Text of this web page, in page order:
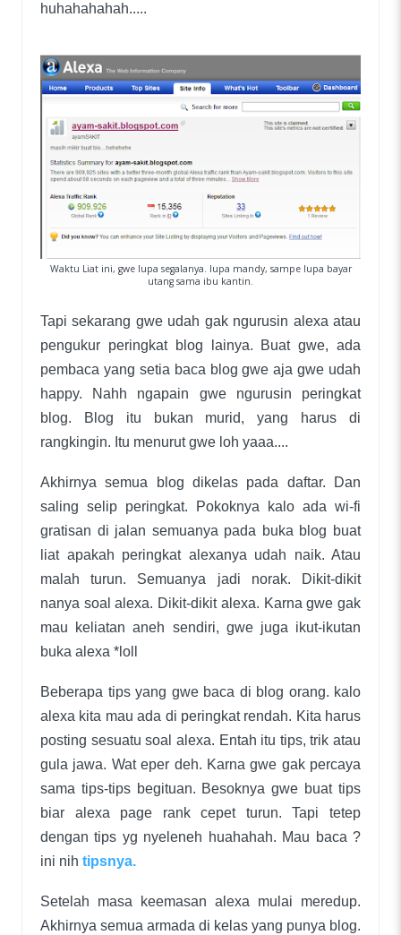
huhahahahah.....
Waktu Liat ini, gwe lupa segalanya. lupa mandy, sampe lupa bayar
utang sama ibu kantin.
Tapi sekarang gwe udah gak ngurusin alexa atau
pengukur peringkat blog lainya. Buat gwe, ada
pembaca yang setia baca blog gwe aja gwe udah
happy. Nahh ngapain gwe ngurusin peringkat
blog. Blog itu bukan murid, yang harus di
rangkingin. Itu menurut gwe loh yaaa....
Akhirnya semua blog dikelas pada daftar. Dan
saling selip peringkat. Pokoknya kalo ada wi-fi
gratisan di jalan semuanya pada buka blog buat
liat apakah peringkat alexanya udah naik. Atau
malah turun. Semuanya jadi norak. Dikit-dikit
nanya soal alexa. Dikit-dikit alexa. Karna gwe gak
mau keliatan aneh sendiri, gwe juga ikut-ikutan
buka alexa *loll
Beberapa tips yang gwe baca di blog orang. kalo
alexa kita mau ada di peringkat rendah. Kita harus
posting sesuatu soal alexa. Entah itu tips, trik atau
gula jawa. Wat eper deh. Karna gwe gak percaya
sama tips-tips begituan. Besoknya gwe buat tips
biar alexa page rank cepet turun. Tapi tetep
dengan tips yg nyeleneh huahahah. Mau baca ?
ini nih tipsnya.
Setelah masa keemasan alexa mulai meredup.
Akhirnya semua armada di kelas yang punya blog.